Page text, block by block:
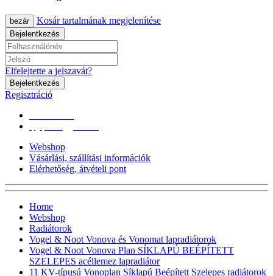
bezár Kosár tartalmának megjelenítése
Bejelentkezés
Elfelejtette a jelszavát?
Bejelentkezés
Regisztráció
Webshop
Vásárlási, szállítási információk
Elérhetőség, átvételi pont
Home
Webshop
Radiátorok
Vogel & Noot Vonova és Vonomat lapradiátorok
Vogel & Noot Vonova Plan SÍKLAPÚ BEÉPÍTETT
SZELEPES acéllemez lapradiátor
11 KV-típusú Vonoplan Síklapú Beépített Szelepes radiátorok